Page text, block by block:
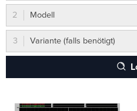
Modell
Variante (falls benötigt)